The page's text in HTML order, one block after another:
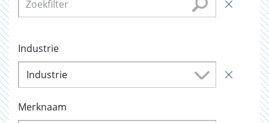
Industrie
Industrie
Merknaam